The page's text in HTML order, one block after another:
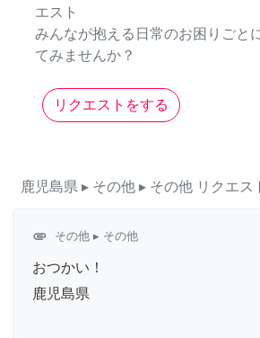
エスト
みんなが抱える日常のお困りごと
てみませんか？
リクエストをする
鹿児島県 ▸ その他 ▸ その他 リクエス
attachment その他 ▸ その他
おつかい！
鹿児島県